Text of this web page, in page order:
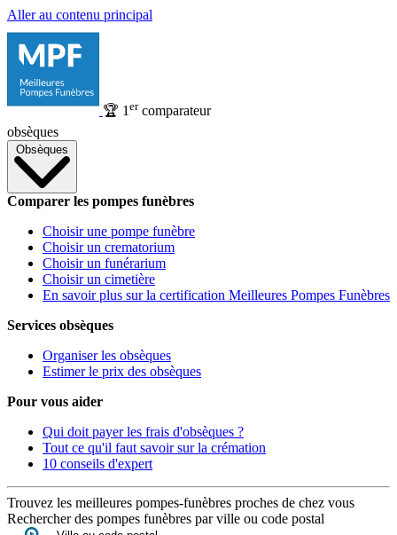
Aller au contenu principal
🏆 1 ercomparateur
obsèques
Obsèques
Comparer les pompes funèbres
Choisir une pompe funèbre
Choisir un crematorium
Choisir un funérarium
Choisir un cimetière
En savoir plus sur la certification Meilleures Pompes Funèbres
Services obsèques
Organiser les obsèques
Estimer le prix des obsèques
Pour vous aider
Qui doit payer les frais d'obsèques ?
Tout ce qu'il faut savoir sur la crémation
10 conseils d'expert
Trouvez les meilleures pompes-funèbres proches de chez vous
Rechercher des pompes funèbres par ville ou code postal